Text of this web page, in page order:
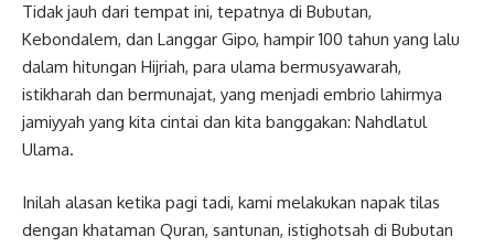
Tidak jauh dari tempat ini, tepatnya di Bubutan,
Kebondalem, dan Langgar Gipo, hampir 100 tahun yang lalu
dalam hitungan Hijriah, para ulama bermusyawarah,
istikharah dan bermunajat, yang menjadi embrio lahirmya
jamiyyah yang kita cintai dan kita banggakan: Nahdlatul
Ulama.
Inilah alasan ketika pagi tadi, kami melakukan napak tilas
dengan khataman Quran, santunan, istighotsah di Bubutan